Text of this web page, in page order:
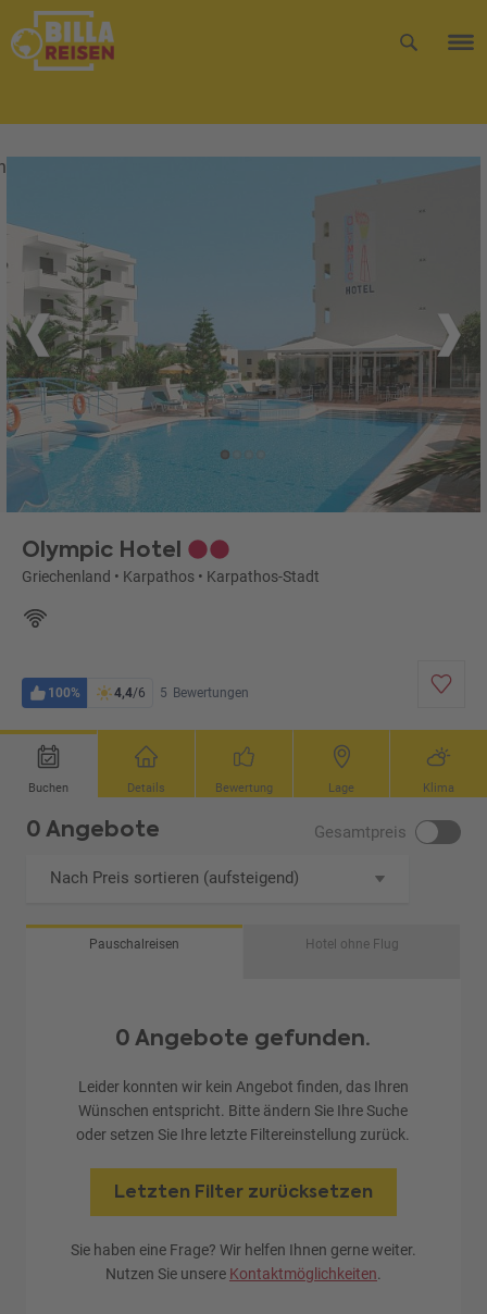
Olympic Hotel
Griechenland • Karpathos • Karpathos-Stadt
100% 4,4/6 5 Bewertungen
Buchen Details Bewertung Lage Klima
0 Angebote Gesamtpreis
Nach Preis sortieren (aufsteigend)
Pauschalreisen Hotel ohne Flug
0 Angebote gefunden.
Leider konnten wir kein Angebot finden, das Ihren
Wünschen entspricht. Bitte ändern Sie Ihre Suche
oder setzen Sie Ihre letzte Filtereinstellung zurück.
Letzten Filter zurücksetzen
Sie haben eine Frage? Wir helfen Ihnen gerne weiter.
Nutzen Sie unsere Kontaktmöglichkeiten.